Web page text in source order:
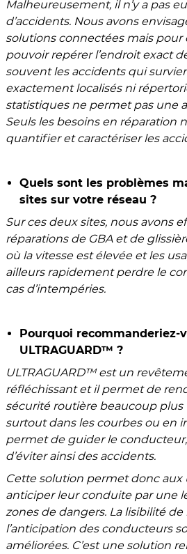
Malheureusement, il n’y a pas
d’accidents. Nous avons
solutions connectées mais pour
pouvoir repérer l’endroit exact
souvent les accidents qui
exactement localisés ni
statistiques ne permet pas une
Seuls les besoins en réparation
quantifier et caractériser les
Quels sont les problèmes
sites sur votre réseau ?
Sur ces deux sites, nous avons
réparations de GBA et de
où la vitesse est élevée et les
ailleurs rapidement perdre le
cas d’intempéries.
Pourquoi recommanderiez-
ULTRAGUARD™ ?
ULTRAGUARD™ est un
réfléchissant et il permet de
sécurité routière beaucoup plus
surtout dans les courbes ou en
permet de guider le
d’éviter ainsi des accidents.
Cette solution permet donc aux
anticiper leur conduite par une
zones de dangers. La lisibilité
l’anticipation des conducteurs
améliorées. C’est une solution